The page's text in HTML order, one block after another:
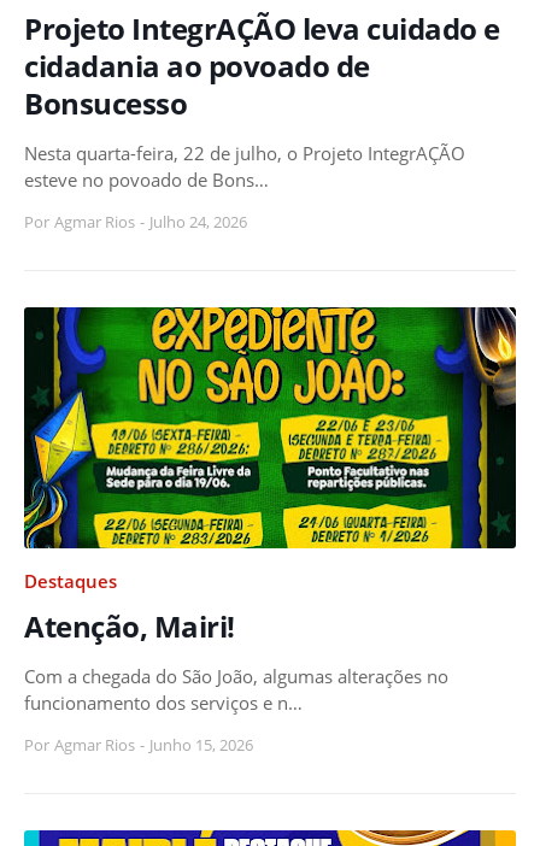
Projeto IntegrAÇÃO leva cuidado e
cidadania ao povoado de
Bonsucesso
Nesta quarta-feira, 22 de julho, o Projeto IntegrAÇÃO
esteve no povoado de Bons…
Por Agmar Rios - Julho 24, 2026
Destaques
Atenção, Mairi!
Com a chegada do São João, algumas alterações no
funcionamento dos serviços e n…
Por Agmar Rios - Junho 15, 2026